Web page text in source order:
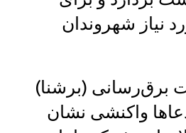
نیاز شهروندان
برق‌رسانی (برشنا)
واکنشی نشان